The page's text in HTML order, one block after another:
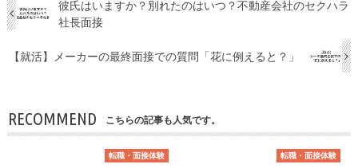
彼氏はいますか？別れたのはいつ？不動産会社のセクハラ
社長面接
【就活】メーカーの最終面接での質問「花に例えると？」
RECOMMEND こちらの記事も人気です。
転職・面接体験 転職・面接体験